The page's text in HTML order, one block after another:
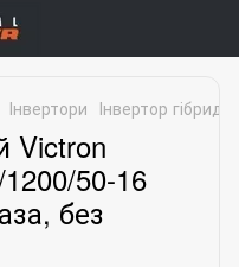
Інвертори Інвертор
Victron
50-16
без